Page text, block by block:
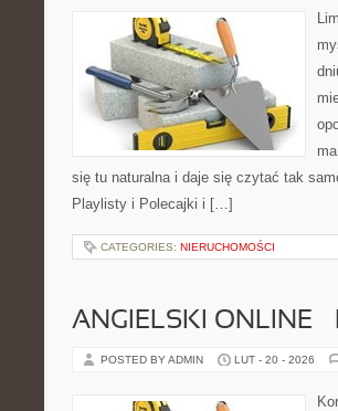
się tu naturalna i daje się czytać tak
Playlisty i Polecajki i […]
CATEGORIES: NIERUCHOMOŚCI
ANGIELSKI ONLINE
POSTED BY ADMIN LUT - 20 - 2026